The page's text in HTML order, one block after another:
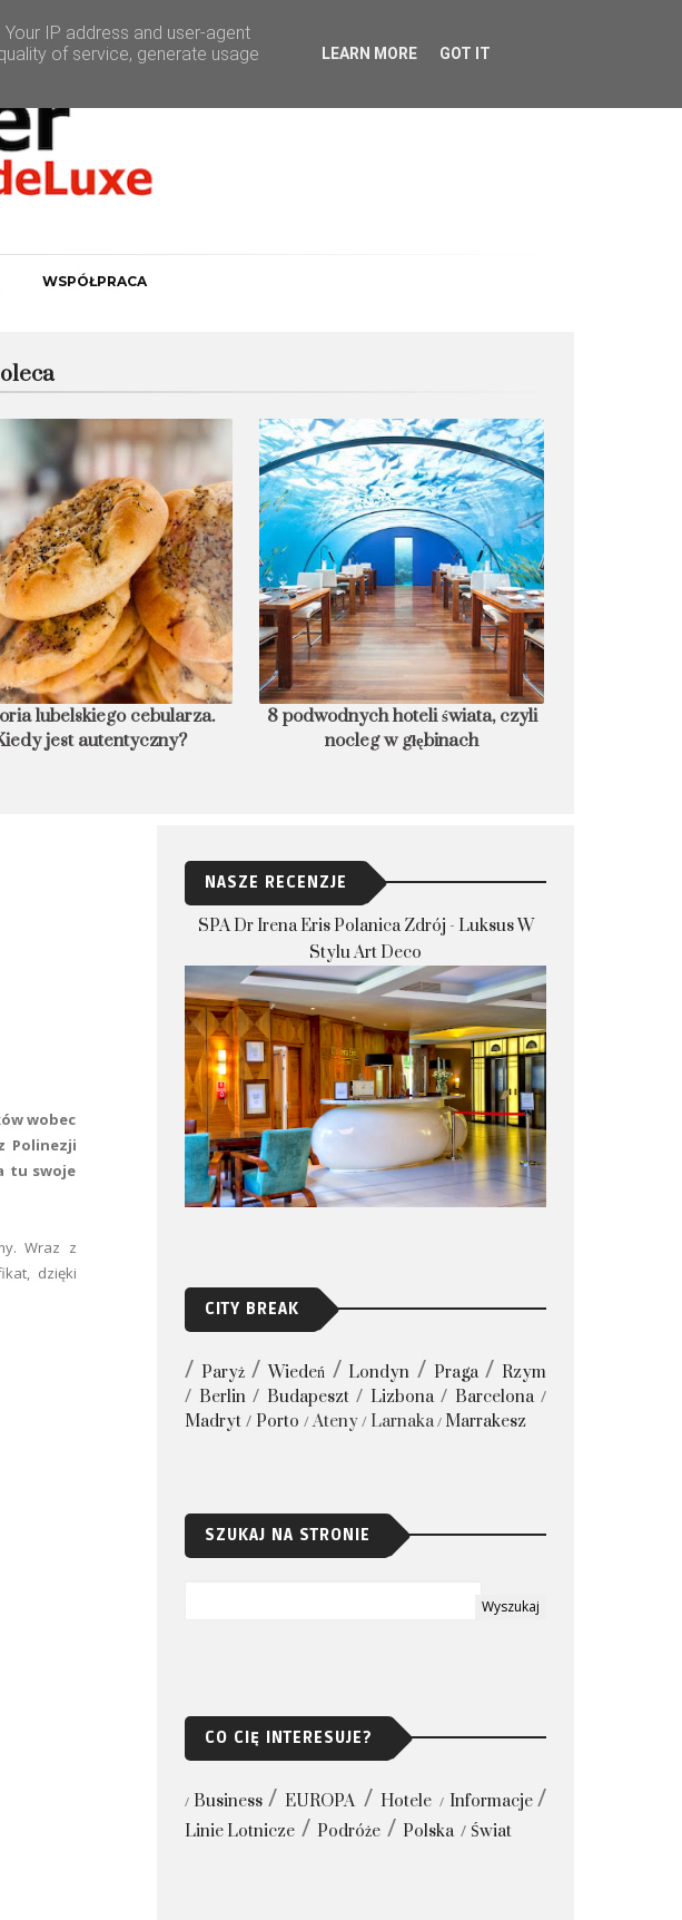
WSPÓŁPRACA
hoteli świata, czyli
nocleg w głębinach
Czego nie robić w Korei? 10
zakazów, które dla bezpieczeństwa
wobec
Polinezji
tu swoje
Wraz z
dzięki
NASZE RECENZJE
SPA Dr Irena Eris Polanica Zdrój - Luksus W
Stylu Art Deco
CITY BREAK
Paryż Wiedeń Londyn Praga
Rzym
Berlin
Budapeszt Lizbona
Barcelona
Madryt
Porto Ateny Larnaka Marrakesz
SZUKAJ NA STRONIE
CO CIĘ INTERESUJE?
Business EUROPA Hotele
Informacje
Linie Lotnicze
Podróże Polska Świat
IP address and user-agent
of service, generate usage
LEARN MORE GOT IT